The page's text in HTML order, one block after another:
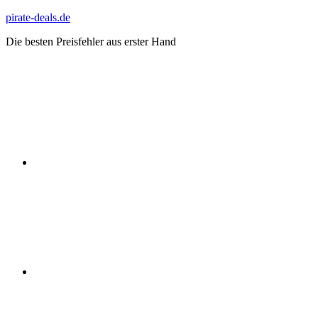
Zum
springen
pirate-deals.de
Die besten Preisfehler aus erster Hand